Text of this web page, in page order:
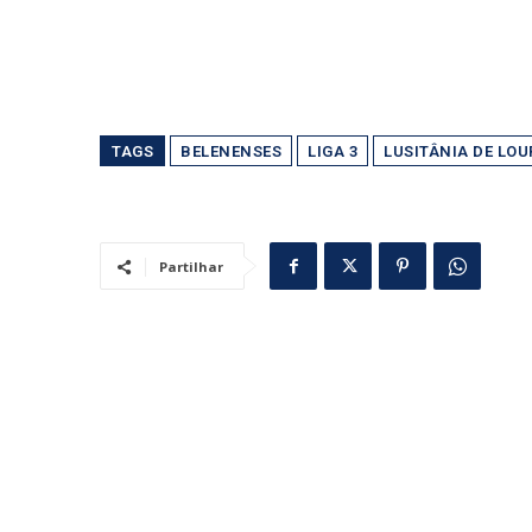
TAGS BELENENSES LIGA 3 LUSITÂNIA DE
Partilhar